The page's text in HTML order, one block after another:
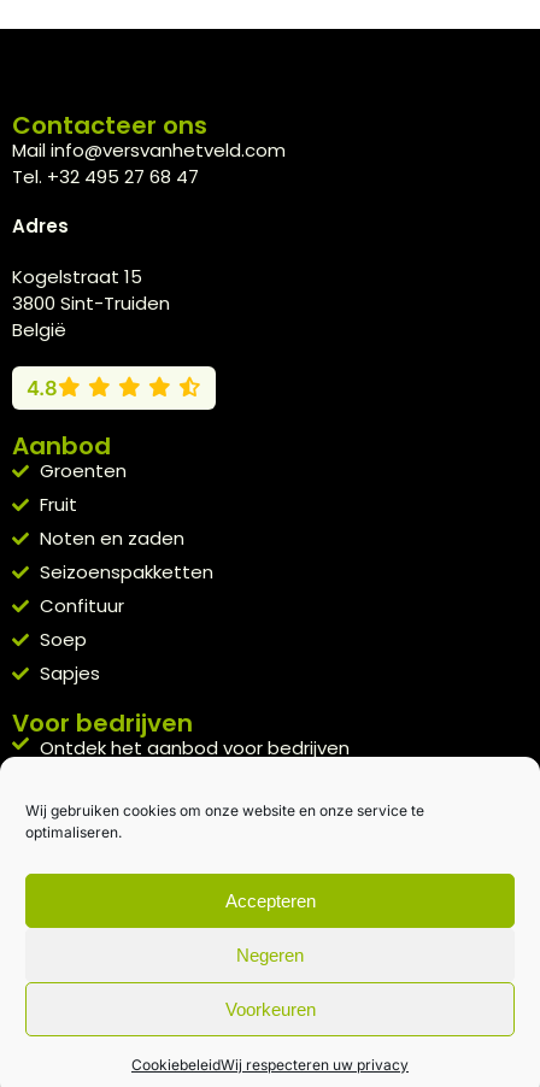
Wij gebruiken cookies om onze website en onze service te
optimaliseren.
Accepteren
Negeren
Voorkeuren
CookiebeleidWij respecteren uw privacy
Contacteer ons
Mail info@versvanhetveld.com
Tel. +32 495 27 68 47
Adres
Kogelstraat 15
3800 Sint-Truiden
België
4.8
Aanbod
Groenten
Fruit
Noten en zaden
Seizoenspakketten
Confituur
Soep
Sapjes
Voor bedrijven
Ontdek het aanbod voor bedrijven
Kennismakingspakket aanvragen
Blijft op de hoogte
Rechtstreeks van het veld naar je inbox.
Inschrijven nieuwsbrief
Algemene voorwaarden|Privacybeleid| gemaakt met door
creativitijd